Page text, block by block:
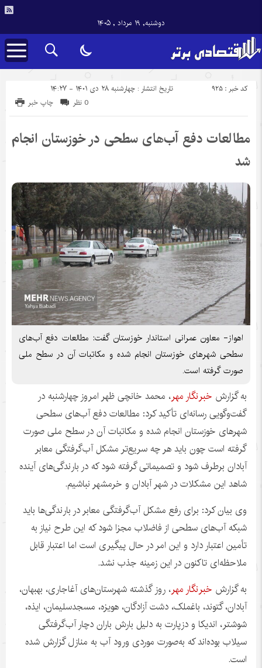
دوشنبه, ۱۹ مرداد , ۱۴۰۵
تاریخ انتشار : چهارشنبه ۲۸ دی ۱۴۰۱ - ۱۴:۲۷ کد خبر : 925
چاپ خبر 0 نظر
مطالعات دفع آب‌های سطحی در خوزستان انجام
شد
اهواز- معاون عمرانی استاندار خوزستان گفت: مطالعات دفع آب‌های
سطحی شهرهای خوزستان انجام شده و مکاتبات آن در سطح ملی
صورت گرفته است.
به گزارش خبرنگار مهر، محمد خانچیظهر امروز چهارشنبه در
گفت‌وگویی رسانه‌ای تأکید کرد: مطالعات دفع آب‌های سطحی
شهرهای خوزستان انجام شده و مکاتبات آن در سطح ملی صورت
گرفته است چون باید هر چه سریع‌تر مشکل آب‌گرفتگی معابر
آبادان برطرف شود و تصمیماتی گرفته شود که در بارندگی‌های آینده
شاهد این مشکلات در شهر آبادان و خرمشهر نباشیم.
وی بیان کرد: برای رفع مشکل آب‌گرفتگی معابر در بارندگی‌ها باید
شبکه آب‌های سطحی از فاضلاب مجزا شود که این طرح نیاز به
تأمین اعتبار دارد و این امر در حال پیگیری است اما اعتبار قابل
ملاحظه‌ای تاکنون در این زمینه جذب نشد.
به گزارش خبرنگار مهر، روز گذشته شهرستان‌هایآغاجاری، بهبهان،
آبادان، گتوند، باغملک، دشت آزادگان، هویزه، مسجدسلیمان، ایذه،
شوشتر، اندیکا و دزپارتبه دلیل بارش باران دچار آب‌گرفتگی
سیلاب بوده‌اند که به‌صورت موردی ورود آب به منازل گزارش شده
است.